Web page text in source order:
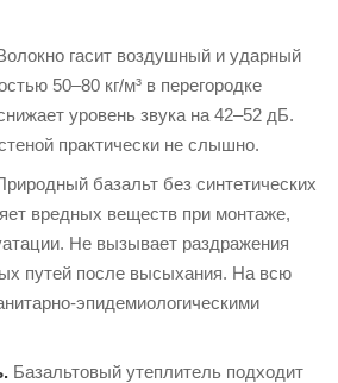
гасит воздушный и ударный
50–80 кг/м³ в перегородке
уровень звука на 42–52 дБ.
практически не слышно.
базальт без синтетических
вредных веществ при монтаже,
Не вызывает раздражения
путей после высыхания. На всю
эпидемиологическими
Базальтовый утеплитель подходит